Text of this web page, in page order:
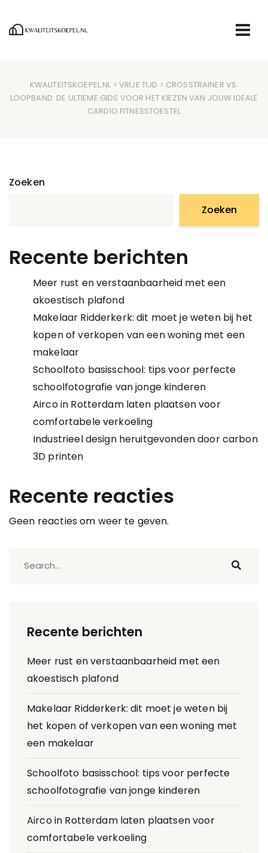
KWALITEITSKOEPEL.NL > VRIJE TIJD > CROSSTRAINER VS.
LOOPBAND: DE ULTIEME GIDS VOOR HET KIEZEN VAN JOUW IDEALE
CARDIO FITNESSTOESTEL
Zoeken
Zoeken
Recente berichten
Meer rust en verstaanbaarheid met een
akoestisch plafond
Makelaar Ridderkerk: dit moet je weten bij het
kopen of verkopen van een woning met een
makelaar
Schoolfoto basisschool: tips voor perfecte
schoolfotografie van jonge kinderen
Airco in Rotterdam laten plaatsen voor
comfortabele verkoeling
Industrieel design heruitgevonden door carbon
3D printen
Recente reacties
Geen reacties om weer te geven.
Recente berichten
Meer rust en verstaanbaarheid met een
akoestisch plafond
Makelaar Ridderkerk: dit moet je weten bij
het kopen of verkopen van een woning met
een makelaar
Schoolfoto basisschool: tips voor perfecte
schoolfotografie van jonge kinderen
Airco in Rotterdam laten plaatsen voor
comfortabele verkoeling